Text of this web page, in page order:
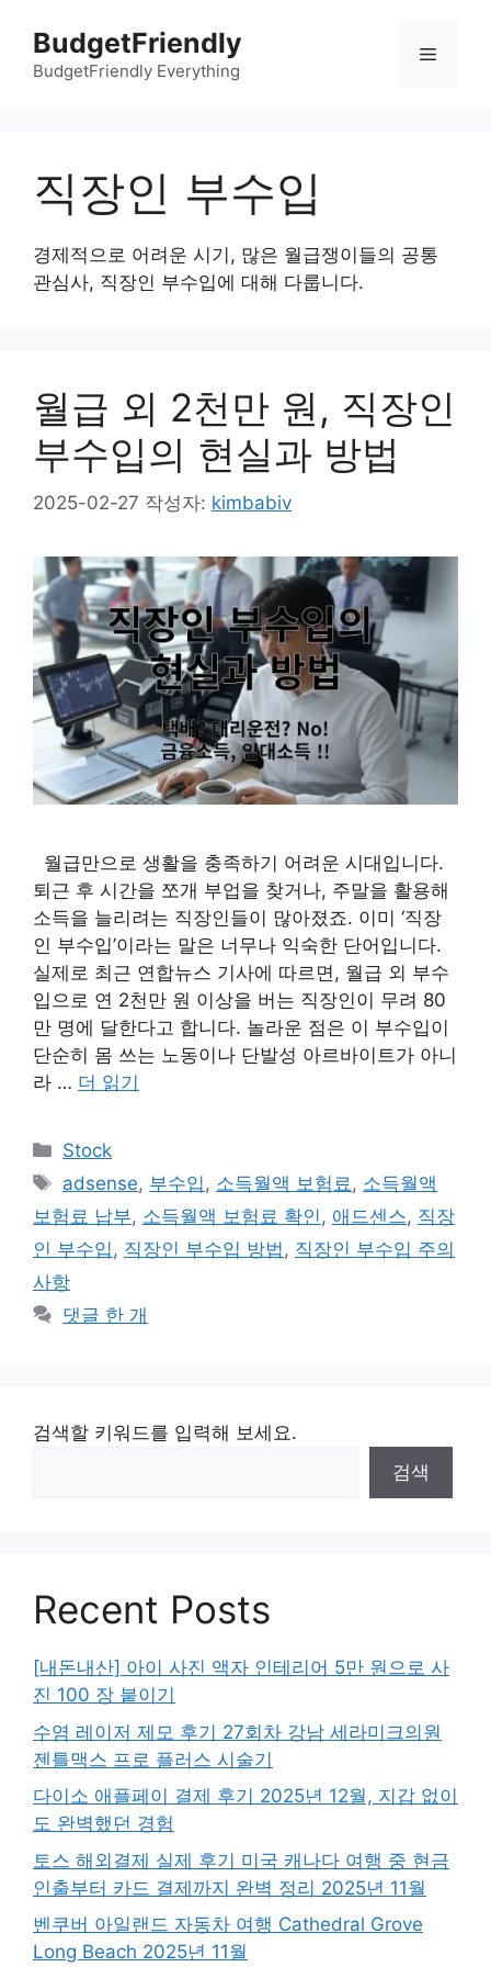
BudgetFriendly
BudgetFriendly Everything
메
직장인 부수입
경제적으로 어려운 시기, 많은 월급쟁이들의 공통
관심사, 직장인 부수입에 대해 다룹니다.
월급 외 2천만 원, 직장인
부수입의 현실과 방법
2025-02-27 작성자: kimbabiv
월급만으로 생활을 충족하기 어려운 시대입니다.
퇴근 후 시간을 쪼개 부업을 찾거나, 주말을 활용해
소득을 늘리려는 직장인들이 많아졌죠. 이미 ‘직장
인 부수입’이라는 말은 너무나 익숙한 단어입니다.
실제로 최근 연합뉴스 기사에 따르면, 월급 외 부수
입으로 연 2천만 원 이상을 버는 직장인이 무려 80
만 명에 달한다고 합니다. 놀라운 점은 이 부수입이
단순히 몸 쓰는 노동이나 단발성 아르바이트가 아니
라 … 더 읽기
카
테
리
Stock
태
그
adsense, 부수입, 소득월액 보험료, 소득월액
보험료 납부, 소득월액 보험료 확인, 애드센스, 직장
인 부수입, 직장인 부수입 방법, 직장인 부수입 주의
사항
댓글 한 개
검색할 키워드를 입력해 보세요.
검색
Recent Posts
[내돈내산] 아이 사진 액자 인테리어 5만 원으로 사
진 100 장 붙이기
수염 레이저 제모 후기 27회차 강남 세라미크의원
젠틀맥스 프로 플러스 시술기
다이소 애플페이 결제 후기 2025년 12월, 지갑 없이
도 완벽했던 경험
토스 해외결제 실제 후기 미국 캐나다 여행 중 현금
인출부터 카드 결제까지 완벽 정리 2025년 11월
벤쿠버 아일랜드 자동차 여행 Cathedral Grove
Long Beach 2025년 11월